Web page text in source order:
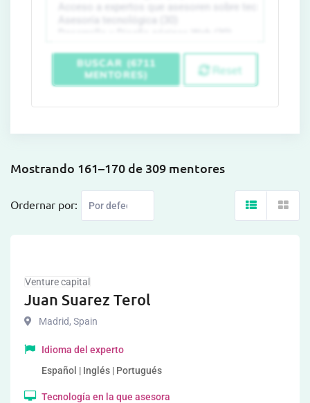
BUSCAR (6711
MENTORES)
Reset
Mostrando 161–170 de 309 mentores
Ordernar por:
Venture capital
Juan Suarez Terol
Madrid, Spain
Idioma del experto
Español | Inglés | Portugués
Tecnología en la que asesora